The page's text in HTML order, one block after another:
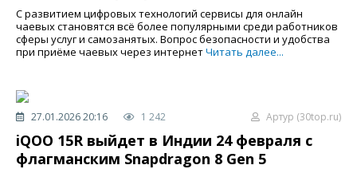
С развитием цифровых технологий сервисы для онлайн
чаевых становятся всё более популярными среди работников
сферы услуг и самозанятых. Вопрос безопасности и удобства
при приёме чаевых через интернетЧитать далее...
27.01.2026 20:16 1 242 Артур (30top.ru)
iQOO 15R выйдет в Индии 24 февраля с
флагманским Snapdragon 8 Gen 5